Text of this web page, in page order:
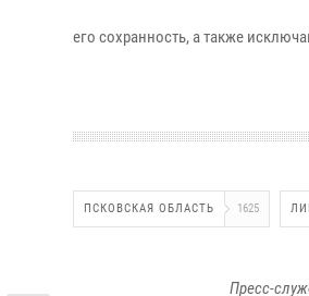
его сохранность, а также
ПСКОВСКАЯ ОБЛАСТЬ 1625
Пресс-